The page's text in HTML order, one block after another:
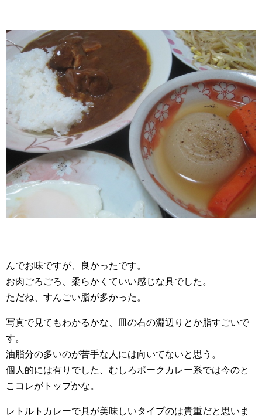
んでお味ですが、良かったです。
お肉ごろごろ、柔らかくていい感じな具でした。
ただね、すんごい脂が多かった。
写真で見てもわかるかな、皿の右の淵辺りとか脂すごいで
す。
油脂分の多いのが苦手な人には向いてないと思う。
個人的には有りでした、むしろポークカレー系では今のと
こコレがトップかな。
レトルトカレーで具が美味しいタイプのは貴重だと思いま